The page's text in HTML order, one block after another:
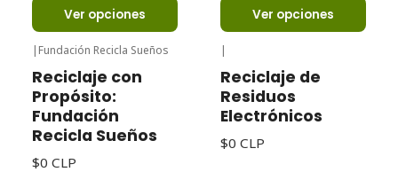
Ver opciones Ver opciones
| Fundación Recicla Sueños
Reciclaje con
Propósito:
Fundación
Recicla Sueños
$0 CLP
|
Reciclaje de
Residuos
Electrónicos
$0 CLP